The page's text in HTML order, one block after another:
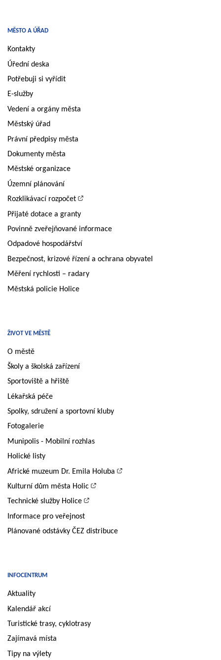
MĚSTO A ÚŘAD
Kontakty
Úřední deska
Potřebuji si vyřídit
E-služby
Vedení a orgány města
Městský úřad
Právní předpisy města
Dokumenty města
Městské organizace
Územní plánování
Rozklikávací rozpočet
Přijaté dotace a granty
Povinně zveřejňované informace
Odpadové hospodářství
Bezpečnost, krizové řízení a ochrana obyvatel
Měření rychlosti – radary
Městská policie Holice
ŽIVOT VE MĚSTĚ
O městě
Školy a školská zařízení
Sportoviště a hřiště
Lékařská péče
Spolky, sdružení a sportovní kluby
Fotogalerie
Munipolis - Mobilní rozhlas
Holické listy
Africké muzeum Dr. Emila Holuba
Kulturní dům města Holic
Technické služby Holice
Informace pro veřejnost
Plánované odstávky ČEZ distribuce
INFOCENTRUM
Aktuality
Kalendář akcí
Turistické trasy, cyklotrasy
Zajímavá místa
Tipy na výlety